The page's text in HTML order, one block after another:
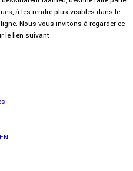
à les rendre plus visibles dans le
Nous vous invitons à regarder ce
le lien suivant